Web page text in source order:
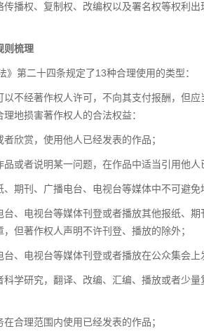
传播权、复制权、改编权以及署名权等权利
则梳理
》第二十四条规定了13种合理使用的类型：
不经著作权人许可，不向其支付报酬，但
地损害著作权人的合法权益：
者欣赏，使用他人已经发表的作品；
品或者说明某一问题，在作品中适当引用他人
、期刊、广播电台、电视台等媒体中不可避免
台、电视台等媒体刊登或者播放其他报纸、
但著作权人声明不许刊登、播放的除外；
台、电视台等媒体刊登或者播放在公众集会
科学研究，翻译、改编、汇编、播放或者少
在合理范围内使用已经发表的作品；